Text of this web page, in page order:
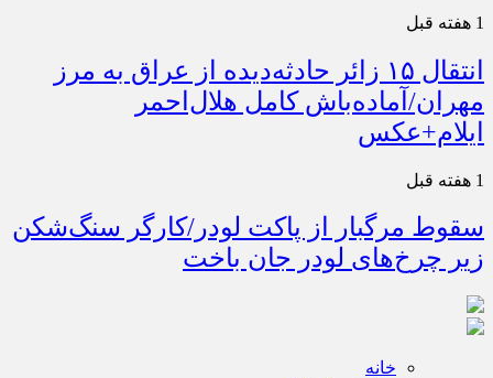
1 هفته قبل
انتقال ۱۵ زائر حادثه‌دیده از عراق به مرز
مهران/آماده‌باش کامل هلال‌احمر
ایلام+عکس
1 هفته قبل
سقوط مرگبار از پاکت لودر/کارگر سنگ‌شکن
زیر چرخ‌های لودر جان باخت
خانه